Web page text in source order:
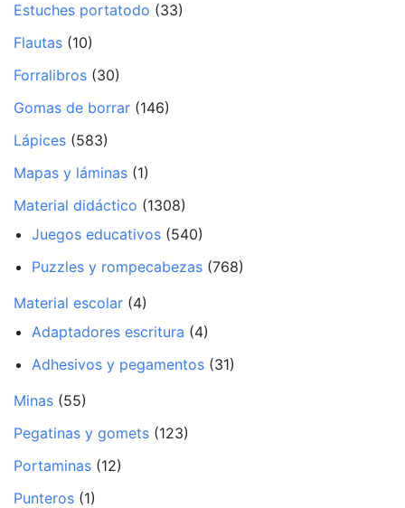
Estuches portatodo (33)
Flautas (10)
Forralibros (30)
Gomas de borrar (146)
Lápices (583)
Mapas y láminas (1)
Material didáctico (1308)
Juegos educativos (540)
Puzzles y rompecabezas (768)
Material escolar (4)
Adaptadores escritura (4)
Adhesivos y pegamentos (31)
Minas (55)
Pegatinas y gomets (123)
Portaminas (12)
Punteros (1)